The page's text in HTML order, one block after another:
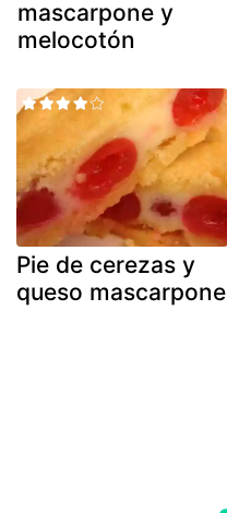
mascarpone y
melocotón
Pie de cerezas y
queso mascarpone